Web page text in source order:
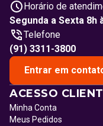
Horário de
Segunda a Sexta 8h
Telefone
(91) 3311-3800
Entrar em
ACESSO
Minha Conta
Meus Pedidos